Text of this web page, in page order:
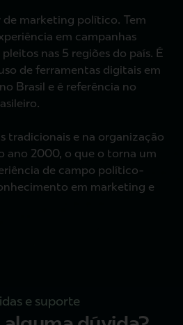
de marketing político. Tem
em campanhas
nas 5 regiões do país. É
de ferramentas digitais em
Brasil e é referência no
tradicionais e na organização
ano 2000, o que o torna um
de campo político-
em marketing e
e suporte